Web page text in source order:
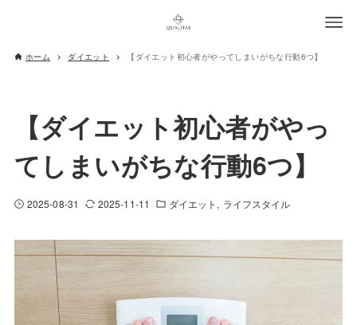
ホーム ダイエット 【ダイエット初心者がやってしまいがちな行動6つ】
【ダイエット初心者がやっ
てしまいがちな行動6つ】
2025-08-31 2025-11-11 ダイエット ライフスタイル